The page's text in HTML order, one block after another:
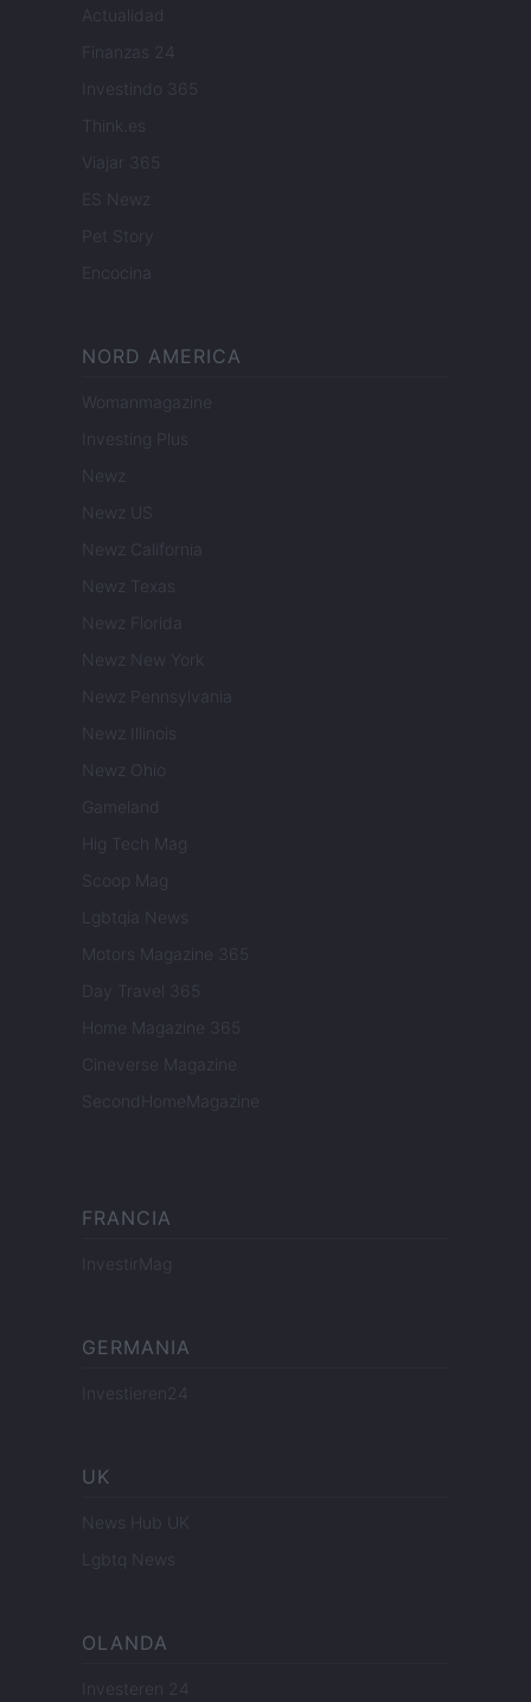
Actualidad
Finanzas 24
Investindo 365
Think.es
Viajar 365
ES Newz
Pet Story
Encocina
NORD AMERICA
Womanmagazine
Investing Plus
Newz
Newz US
Newz California
Newz Texas
Newz Florida
Newz New York
Newz Pennsylvania
Newz Illinois
Newz Ohio
Gameland
Hig Tech Mag
Scoop Mag
Lgbtqia News
Motors Magazine 365
Day Travel 365
Home Magazine 365
Cineverse Magazine
SecondHomeMagazine
FRANCIA
InvestirMag
GERMANIA
Investieren24
UK
News Hub UK
Lgbtq News
OLANDA
Investeren 24